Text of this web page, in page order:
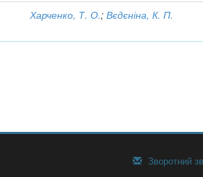
Харченко, Т. О.;Вєдєніна, К. П.
Зворотний